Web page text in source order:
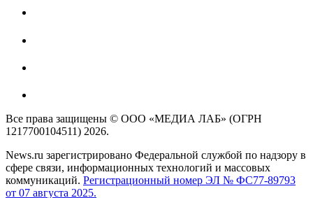
Все права защищены © ООО «МЕДИА ЛАБ» (ОГРН
1217700104511) 2026.
News.ru зарегистрировано Федеральной службой по надзору в
сфере связи, информационных технологий и массовых
коммуникаций. Регистрационный номер ЭЛ № ФС77-89793
от 07 августа 2025.